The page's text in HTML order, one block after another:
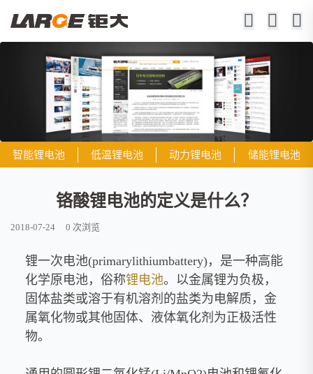
智能锂电池 低温锂电池 动力锂电池 储能锂电池
铬酸锂电池的定义是什么？
2018-07-24 0 次浏览
锂一次电池(primarylithiumbattery)，是一种高能
化学原电池，俗称锂电池。以金属锂为负极，
固体盐类或溶于有机溶剂的盐类为电解质，金
属氧化物或其他固体、液体氧化剂为正极活性
物。